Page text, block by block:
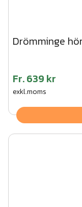
Drömminge
Fr.639 kr
exkl.moms